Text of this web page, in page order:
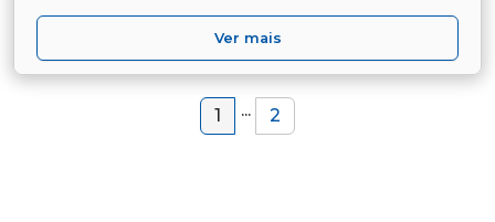
Ver mais
1 ... 2